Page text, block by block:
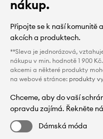
nákup.
Připojte se k naší komunitě
akcích a produktech.
**Sleva je jednorázová,
nákupu v min. hodnotě 1 900
akcemi a některé produkty
na webové stránce: produkty
Chceme, aby do vaší
opravdu zajímá. Řekněte
Dámská móda